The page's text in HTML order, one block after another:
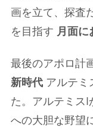
画を立て、探査
を目指す 月面に
最後のアポロ計
新時代 アルテミ
た。アルテミスI
への大胆な野望